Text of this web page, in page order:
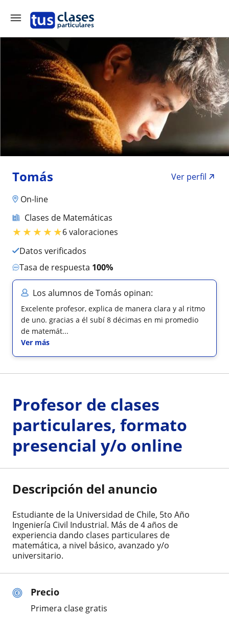
Tomás
Ver perfil
On-line
Clases de Matemáticas
★★★★★6 valoraciones
Datos verificados
Tasa de respuesta 100%
Los alumnos de Tomás opinan:
Excelente profesor, explica de manera clara y al ritmo
de uno. gracias a él subí 8 décimas en mi promedio
de matemát...
Ver más
Precio
Primera clase gratis
Profesor de clases
particulares, formato
presencial y/o online
Descripción del anuncio
Estudiante de la Universidad de Chile, 5to Año
Ingeniería Civil Industrial. Más de 4 años de
experiencia dando clases particulares de
matemática, a nivel básico, avanzado y/o
universitario.